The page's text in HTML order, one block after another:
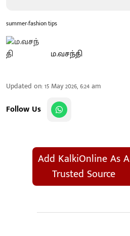
summer-fashion tips
ம.வசந்தி
Updated on:15 May 2026, 6:24 am
Follow Us
Add KalkiOnline As A
Trusted Source